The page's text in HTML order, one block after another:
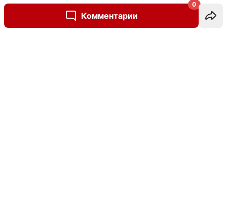
Комментарии
0